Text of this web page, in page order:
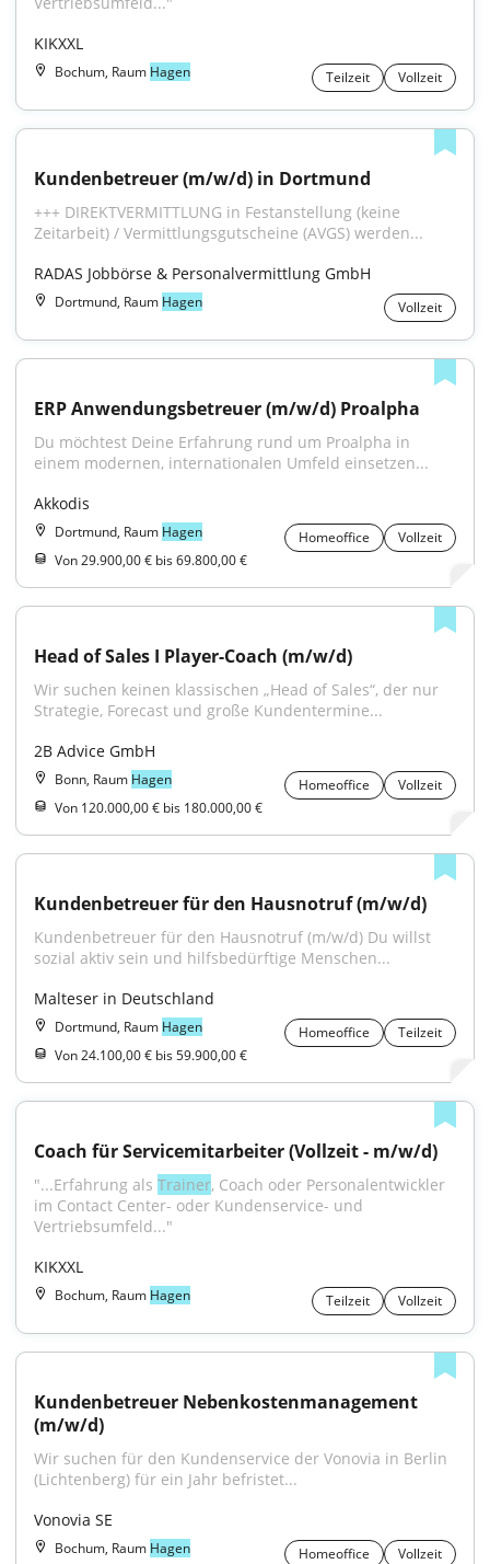
KIKXXL
Bochum, Raum Hagen Teilzeit Vollzeit
Kundenbetreuer (m/w/d) in Dortmund
+++ DIREKTVERMITTLUNG in Festanstellung (keine
Zeitarbeit) / Vermittlungsgutscheine (AVGS) werden...
RADAS Jobbörse & Personalvermittlung GmbH
Dortmund, Raum Hagen Vollzeit
ERP Anwendungsbetreuer (m/w/d) Proalpha
Du möchtest Deine Erfahrung rund um Proalpha in
einem modernen, internationalen Umfeld einsetzen...
Akkodis
Dortmund, Raum Hagen Homeoffice
Vollzeit
Von 29.900,00 € bis 69.800,00 €
Head of Sales I Player-Coach (m/w/d)
Wir suchen keinen klassischen „Head of Sales“, der nur
Strategie, Forecast und große Kundentermine...
2B Advice GmbH
Bonn, Raum Hagen Homeoffice
Vollzeit
Von 120.000,00 € bis 180.000,00 €
Kundenbetreuer für den Hausnotruf (m/w/d)
Kundenbetreuer für den Hausnotruf (m/w/d) Du willst
sozial aktiv sein und hilfsbedürftige Menschen...
Malteser in Deutschland
Dortmund, Raum Hagen Homeoffice
Teilzeit
Von 24.100,00 € bis 59.900,00 €
Coach für Servicemitarbeiter (Vollzeit - m/w/d)
"...Erfahrung als Trainer, Coach oder Personalentwickler
im Contact Center- oder Kundenservice- und
Vertriebsumfeld..."
KIKXXL
Bochum, Raum Hagen Teilzeit Vollzeit
Kundenbetreuer Nebenkostenmanagement
(m/w/d)
Wir suchen für den Kundenservice der Vonovia in Berlin
(Lichtenberg) für ein Jahr befristet...
Vonovia SE
Bochum, Raum Hagen Homeoffice
Vollzeit